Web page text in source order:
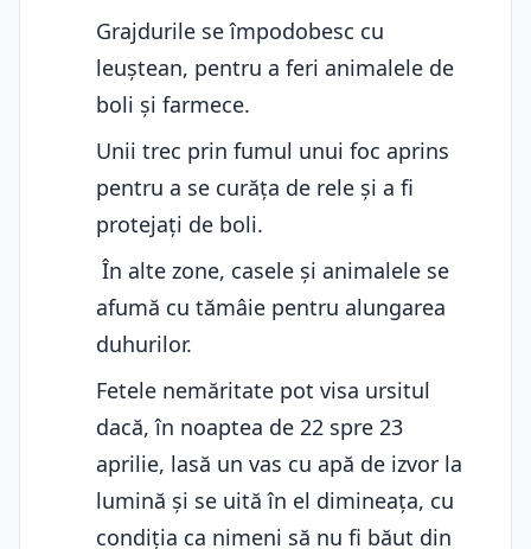
Grajdurile se împodobesc cu
leuștean, pentru a feri animalele de
boli și farmece.
Unii trec prin fumul unui foc aprins
pentru a se curăța de rele și a fi
protejați de boli.
În alte zone, casele și animalele se
afumă cu tămâie pentru alungarea
duhurilor.
Fetele nemăritate pot visa ursitul
dacă, în noaptea de 22 spre 23
aprilie, lasă un vas cu apă de izvor la
lumină și se uită în el dimineața, cu
condiția ca nimeni să nu fi băut din